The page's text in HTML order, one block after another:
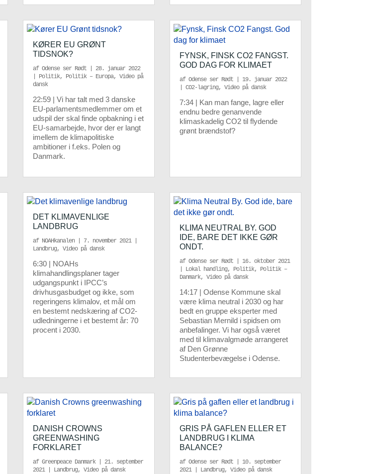
KØRER EU GRØNT
TIDSNOK?
af Odense ser Rødt| 28. januar 2022
Politik, Politik – Europa, Video på
dansk
22:59 | Vi har talt med 3 danske
EU-parlamentsmedlemmer om et
udspil der skal finde opbakning i et
EU-samarbejde, hvor der er langt
imellem de klimapolitiske
ambitioner i f.eks. Polen og
Danmark.
FYNSK, FINSK CO2 FANGST.
GOD DAG FOR KLIMAET
afOdense ser Rødt
19. januar 2022
|CO2-lagring,Video på dansk
7:34 | Kan man fange, lagre eller
endnu bedre genanvende
klimaskadelig CO2 til flydende
grønt brændstof?
DET KLIMAVENLIGE
LANDBRUG
af NOAHkanalen| 7. november 2021|
Landbrug, Video på dansk
6:30 | NOAHs
klimahandlingsplaner tager
udgangspunkt i IPCC’s
drivhusgasbudget og ikke, som
regeringens klimalov, et mål om
en bestemt nedskæring af CO2-
udledningerne i et bestemt år: 70
procent i 2030.
KLIMA NEUTRAL BY. GOD
IDE, BARE DET IKKE GØR
ONDT.
afOdense ser Rødt
16. oktober 2021
Lokal handling, Politik, Politik –
Danmark,Video på dansk
14:17 | Odense Kommune skal
være klima neutral i 2030 og har
bedt en gruppe eksperter med
Sebastian Mernild i spidsen om
anbefalinger. Vi har også været
med til klimavalgmøde arrangeret
af Den Grønne
Studenterbevægelse i Odense.
DANISH CROWNS
GREENWASHING
FORKLARET
af Greenpeace Danmark| 21. september
2021| Landbrug, Video på dansk
GRIS PÅ GAFLEN ELLER ET
LANDBRUG I KLIMA
BALANCE?
afOdense ser Rødt
10. september
2021| Landbrug,Video på dansk